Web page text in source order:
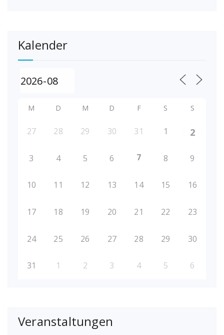
Kalender
M D M D F S S
27 28 29 30 31 1 2
3 4 5 6 7 8 9
10 11 12 13 14 15 16
17 18 19 20 21 22 23
24 25 26 27 28 29 30
31 1 2 3 4 5 6
Veranstaltungen